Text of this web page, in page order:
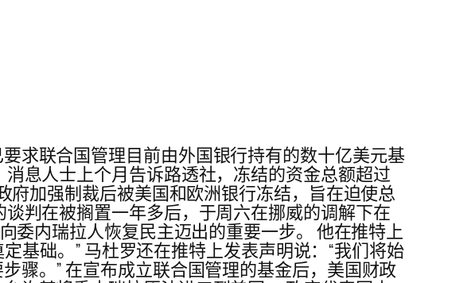
求联合国管理目前由外国银行持有的数十亿美元基
息人士上个月告诉路透社，冻结的资金总额超过
加强制裁后被美国和欧洲银行冻结，旨在迫使总
判在被搁置一年多后，于周六在挪威的调解下在
委内瑞拉人恢复民主迈出的重要一步。 他在推特上
基础。” 马杜罗还在推特上发表声明说：“我们将始
骤。” 在宣布成立联合国管理的基金后，美国财政